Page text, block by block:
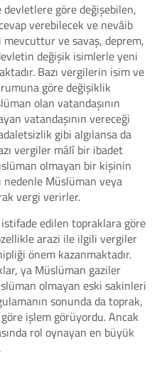
göre değişebilen,
verebilecek ve nevâib
mevcuttur ve savaş, deprem,
değişik isimlerle yeni
Bazı vergilerin isim ve
göre değişiklik
olan vatandaşının
vatandaşının vereceği
gibi algılansa da
vergiler mâlî bir ibadet
olmayan bir kişinin
Müslüman veya
vergi verirler.
edilen topraklara göre
arazi ile ilgili vergiler
önem kazanmaktadır.
ya Müslüman gaziler
olmayan eski sakinleri
sonunda da toprak,
işlem görüyordu. Ancak
rol oynayan en büyük